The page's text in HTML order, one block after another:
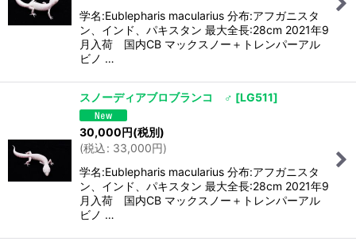
学名:Eublepharis macularius 分布:アフガニスタ
ン、インド、パキスタン 最大全長:28cm 2021年9
月入荷 国内CB マックスノー＋トレンパーアル
ビノ …
スノーディアブロブランコ ♂ [LG511]
30,000円(税別)
(税込: 33,000円)
学名:Eublepharis macularius 分布:アフガニスタ
ン、インド、パキスタン 最大全長:28cm 2021年9
月入荷 国内CB マックスノー＋トレンパーアル
ビノ …